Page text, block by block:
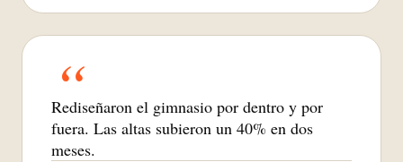
“
Rediseñaron el gimnasio por dentro y por
fuera. Las altas subieron un 40% en dos
meses.